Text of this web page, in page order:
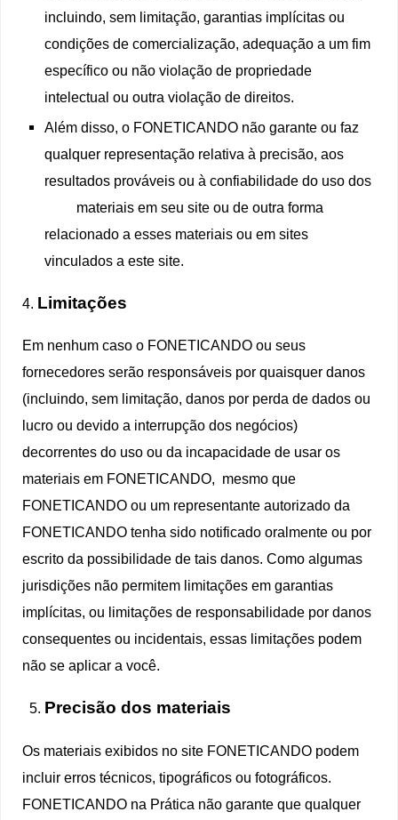
incluindo, sem limitação, garantias implícitas ou
condições de comercialização, adequação a um fim
específico ou não violação de propriedade
intelectual ou outra violação de direitos.
Além disso, o FONETICANDO não garante ou faz
qualquer representação relativa à precisão, aos
resultados prováveis ​​ou à confiabilidade do uso dos
materiais em seu site ou de outra forma
relacionado a esses materiais ou em sites
vinculados a este site.
4. Limitações
Em nenhum caso o FONETICANDO ou seus
fornecedores serão responsáveis ​​por quaisquer danos
(incluindo, sem limitação, danos por perda de dados ou
lucro ou devido a interrupção dos negócios)
decorrentes do uso ou da incapacidade de usar os
materiais em FONETICANDO, mesmo que
FONETICANDO ou um representante autorizado da
FONETICANDO tenha sido notificado oralmente ou por
escrito da possibilidade de tais danos. Como algumas
jurisdições não permitem limitações em garantias
implícitas, ou limitações de responsabilidade por danos
consequentes ou incidentais, essas limitações podem
não se aplicar a você.
Precisão dos materiais
Os materiais exibidos no site FONETICANDO podem
incluir erros técnicos, tipográficos ou fotográficos.
FONETICANDO na Prática não garante que qualquer